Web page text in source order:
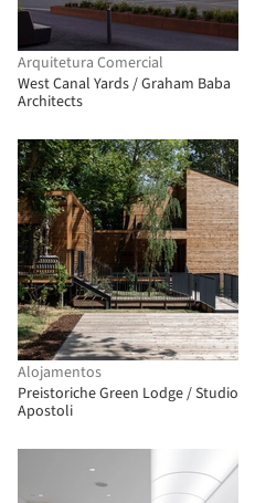
Arquitetura Comercial
West Canal Yards / Graham Baba
Architects
Alojamentos
Preistoriche Green Lodge / Studio
Apostoli